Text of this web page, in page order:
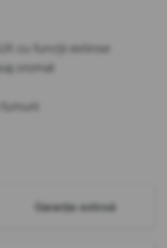
cu funcții extinse
cromat
Garanție extinsă